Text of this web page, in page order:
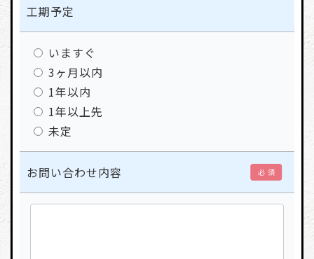
工期予定
いますぐ
3ヶ月以内
1年以内
1年以上先
未定
お問い合わせ内容 必 須